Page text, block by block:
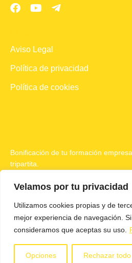
Velamos por tu privacidad
Utilizamos cookies propias y de
mejor experiencia de navegación.
consideramos que aceptas su uso.
Opciones Rechazar todo
Aviso Legal
Política de privacidad
Política de cookies
Bonificación de tu formación
tripartita.
FORMACIÓN IN COMPANY
nuestras y online.